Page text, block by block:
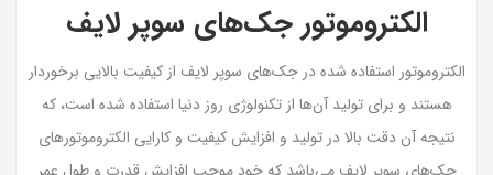
الکتروموتور جک‌های سوپر لایف
الکتروموتور استفاده شده در جک‌های سوپر لایف از کیفیت بالایی برخوردار
هستند و برای تولید آن‌ها از تکنولوژی روز دنیا استفاده شده است، که
نتیجه آن دقت بالا در تولید و افزایش کیفیت و کارایی الکتروموتورهای